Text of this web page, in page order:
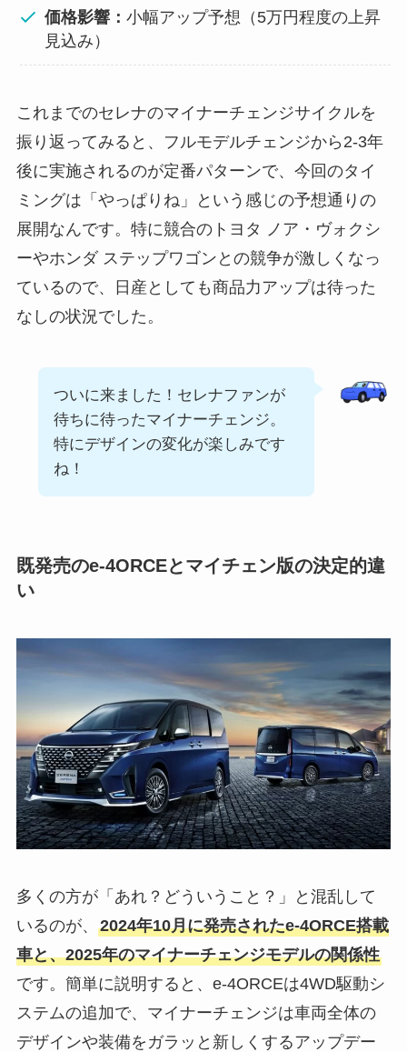
価格影響：小幅アップ予想（5万円程度の上昇
見込み）
これまでのセレナのマイナーチェンジサイクルを
振り返ってみると、フルモデルチェンジから2-3年
後に実施されるのが定番パターンで、今回のタイ
ミングは「やっぱりね」という感じの予想通りの
展開なんです。特に競合のトヨタ ノア・ヴォクシ
ーやホンダ ステップワゴンとの競争が激しくなっ
ているので、日産としても商品力アップは待った
なしの状況でした。
ついに来ました！セレナファンが
待ちに待ったマイナーチェンジ。
特にデザインの変化が楽しみです
ね！
既発売のe-4ORCEとマイチェン版の決定的違
い
多くの方が「あれ？どういうこと？」と混乱して
いるのが、 2024年10月に発売されたe-4ORCE搭載
車と、2025年のマイナーチェンジモデルの関係性
です。簡単に説明すると、e-4ORCEは4WD駆動シ
ステムの追加で、マイナーチェンジは車両全体の
デザインや装備をガラッと新しくするアップデー